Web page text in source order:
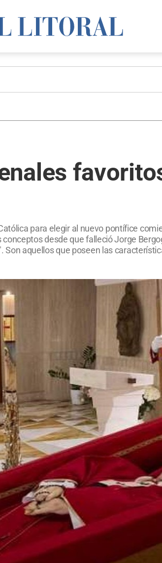
para elegir al nuevo pontífice
desde que falleció Jorge
aquellos que poseen las